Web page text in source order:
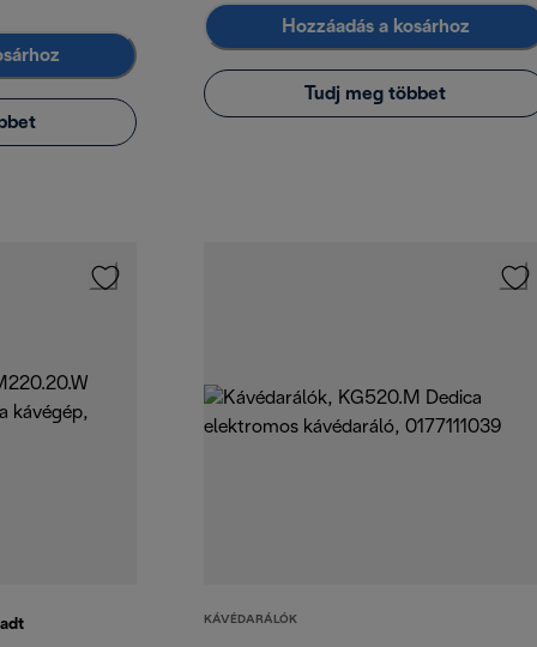
Hozzáadás a kosárhoz
Tudj meg többet
KÁVÉDARÁLÓK